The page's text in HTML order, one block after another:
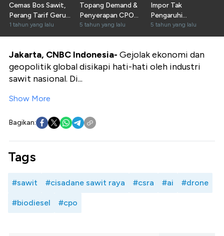
Cemas Bos Sawit,
Perang Tarif Gerus
Harga-Penjualan
1 tahun yang lalu
Topang Demand &
Penyerapan CPO
Dalam Negeri
5 tahun yang lalu
Impor Tak
Pengaruhi
Penyerapan CPO RI
di India
5 tahun yang lalu
Jakarta, CNBC Indonesia- Gejolak ekonomi dan
geopolitik global disikapi hati-hati oleh industri
sawit nasional. Di...
Show More
Bagikan:
Tags
#sawit #cisadane sawit raya #csra #ai #drone
#biodiesel #cpo